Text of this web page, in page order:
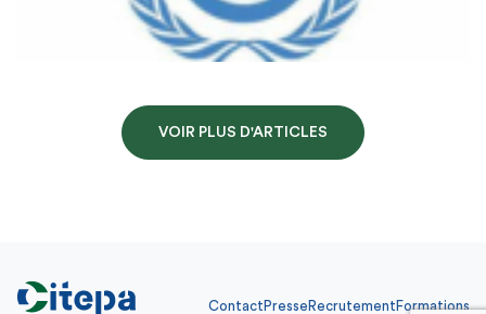
VOIR PLUS D'ARTICLES
Contact Presse Recrutement Formations